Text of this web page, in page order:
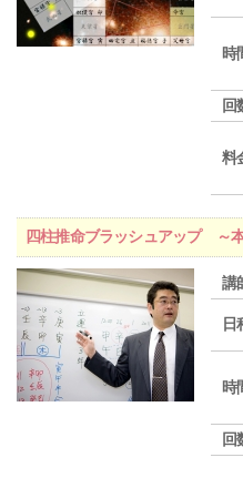
時
回
料
四柱推命ブラッシュアップ ～
講
日
時
回